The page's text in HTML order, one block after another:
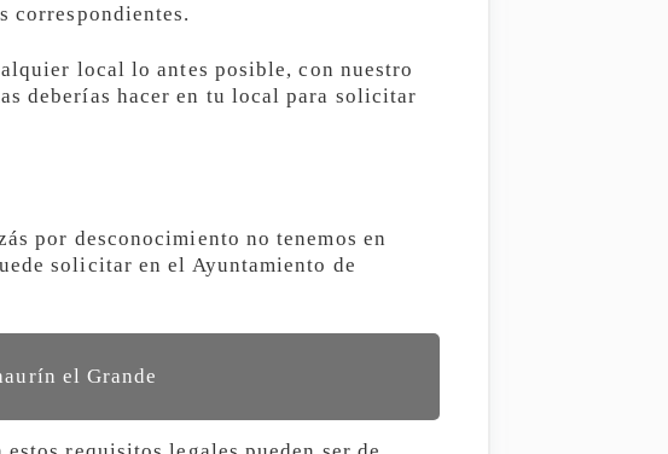
correspondientes.
local lo antes posible, con nuestro
deberías hacer en tu local para solicitar
por desconocimiento no tenemos en
solicitar en el Ayuntamiento de
el Grande